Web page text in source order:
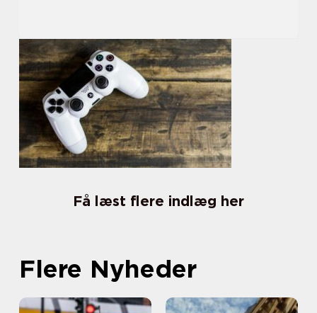
Få læst flere indlæg her
Flere Nyheder